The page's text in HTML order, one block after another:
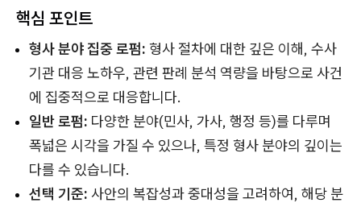
핵심 포인트
형사 분야 집중 로펌: 형사 절차에 대한 깊은 이해, 수사
기관 대응 노하우, 관련 판례 분석 역량을 바탕으로 사건
에 집중적으로 대응합니다.
일반 로펌: 다양한 분야(민사, 가사, 행정 등)를 다루며
폭넓은 시각을 가질 수 있으나, 특정 형사 분야의 깊이는
다를 수 있습니다.
선택 기준: 사안의 복잡성과 중대성을 고려하여, 해당 분